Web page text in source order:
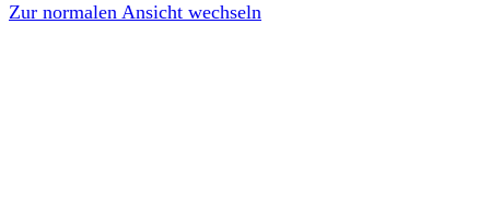
Zur normalen Ansicht wechseln